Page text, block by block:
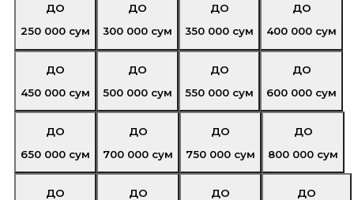
ДО
250 000 сум
ДО
300 000 сум
ДО
350 000 сум
ДО
400 000 сум
ДО
450 000 сум
ДО
500 000 сум
ДО
550 000 сум
ДО
600 000 сум
ДО
650 000 сум
ДО
700 000 сум
ДО
750 000 сум
ДО
800 000 сум
ДО
ДО
ДО
ДО